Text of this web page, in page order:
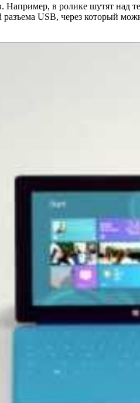
Например, в ролике шутят над
разъема USB, через который